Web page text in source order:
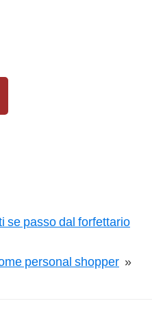
se passo dal forfettario
personal shopper »